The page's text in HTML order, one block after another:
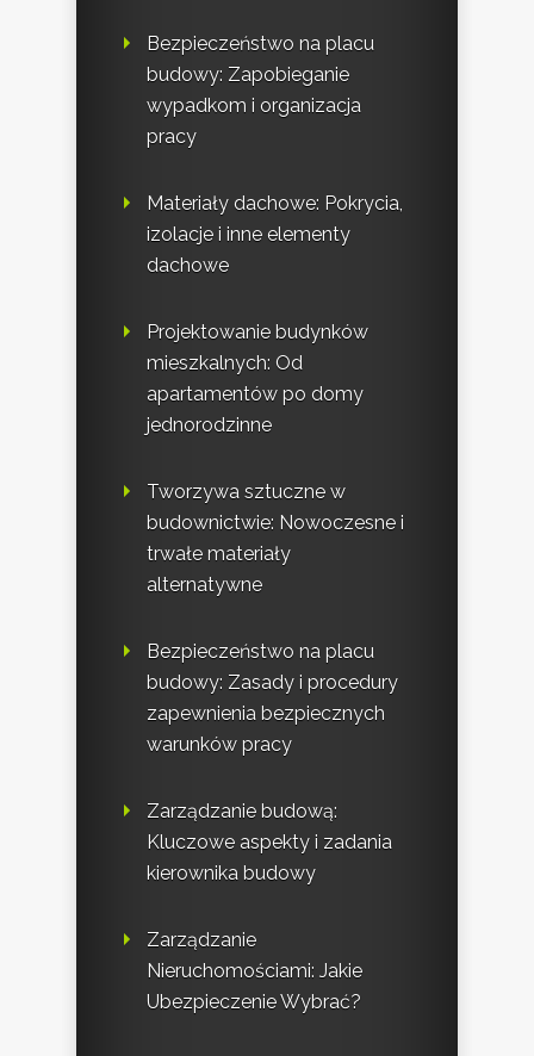
Bezpieczeństwo na placu
budowy: Zapobieganie
wypadkom i organizacja
pracy
Materiały dachowe: Pokrycia,
izolacje i inne elementy
dachowe
Projektowanie budynków
mieszkalnych: Od
apartamentów po domy
jednorodzinne
Tworzywa sztuczne w
budownictwie: Nowoczesne i
trwałe materiały
alternatywne
Bezpieczeństwo na placu
budowy: Zasady i procedury
zapewnienia bezpiecznych
warunków pracy
Zarządzanie budową:
Kluczowe aspekty i zadania
kierownika budowy
Zarządzanie
Nieruchomościami: Jakie
Ubezpieczenie Wybrać?